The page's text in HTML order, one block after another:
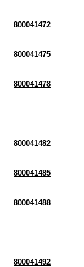
800041472
800041475
800041478
800041482
800041485
800041488
800041492